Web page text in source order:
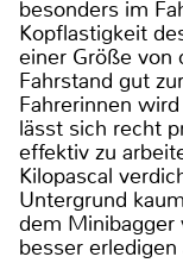
besonders im
Kopflastigkeit
einer Größe von
Fahrstand gut
Fahrerinnen
lässt sich recht
effektiv zu
Kilopascal
Untergrund
dem Minibagger
besser